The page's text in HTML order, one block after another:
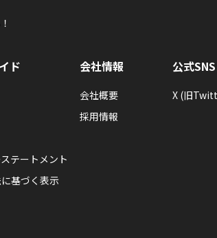
ド
テートメント
基づく表示
会社情報
会社概要
採用情報
公式SNS
X (旧